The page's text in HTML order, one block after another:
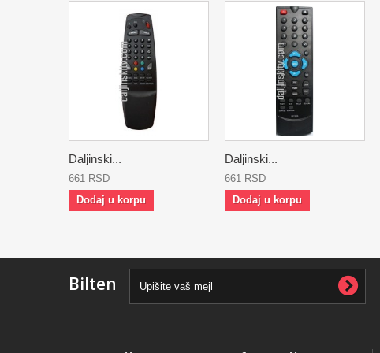
Daljinski...
661 RSD
Dodaj u korpu
Daljinski...
661 RSD
Dodaj u korpu
Bilten